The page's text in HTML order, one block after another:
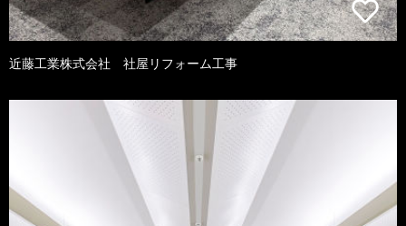
近藤工業株式会社 社屋リフォーム工事